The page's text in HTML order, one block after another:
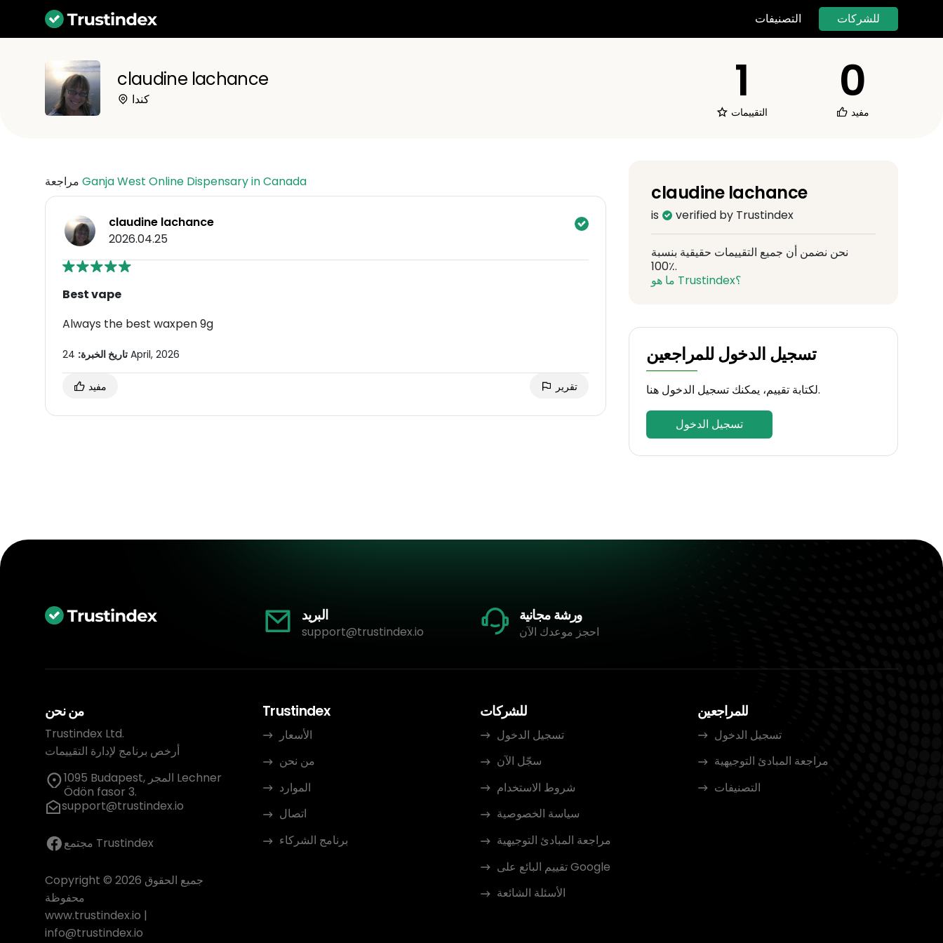
التصنيفات للشركات
claudine lachance
كندا 1
التقييمات
0
مفيد
Ganja West Online Dispensary in Canada
claudine lachance
2026.04.25
Best vape
Always the best waxpen 9g
تاريخ الخبرة: 24 April, 2026
مفيد تقرير
claudine lachance
is verified by Trustindex
نحن نضمن أن جميع التقييمات حقيقية بنسبة
100٪.
ما هو Trustindex؟
تسجيل الدخول للمراجعين
لكتابة تقييم، يمكنك تسجيل الدخول هنا.
تسجيل الدخول
البريد
support@trustindex.io
ورشة مجانية
احجز موعدك الآن
من نحن
Trustindex Ltd.
أرخص برنامج لإدارة التقييمات
1095 Budapest, المجر Lechner
Ödön fasor 3.
support@trustindex.io
مجتمع Trustindex
Copyright © 2026 جميع الحقوق
محفوظة
www.trustindex.io |
info@trustindex.io
Trustindex
الأسعار
من نحن
الموارد
اتصال
برنامج الشركاء
للشركات
تسجيل الدخول
سجّل الآن
شروط الاستخدام
سياسة الخصوصية
مراجعة المبادئ التوجيهية
تقييم البائع على Google
الأسئلة الشائعة
للمراجعين
تسجيل الدخول
مراجعة المبادئ التوجيهية
التصنيفات